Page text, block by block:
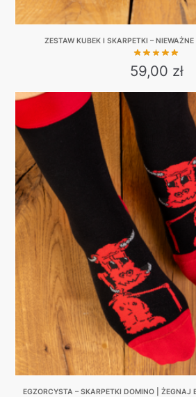
ZESTAW KUBEK I SKARPETKI –
59,00 zł
This
product
The
options
may
be
chosen
on
the
product
page
EGZORCYSTA – SKARPETKI DOMINO | ŻEGNAJ